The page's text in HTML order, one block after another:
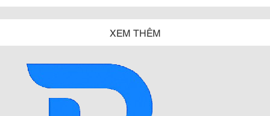
XEM THÊM